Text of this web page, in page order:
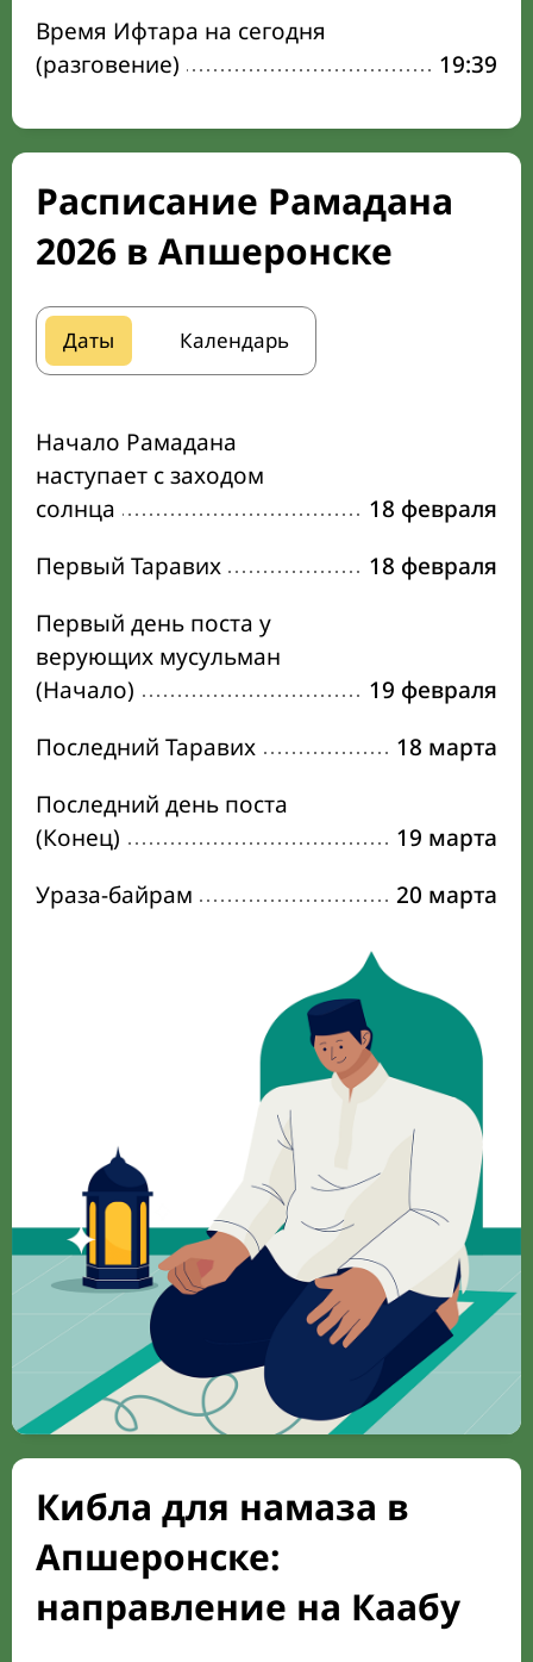
Время Ифтара на сегодня
(разговение)
19:39
Расписание Рамадана
2026 в Апшеронске
Даты Календарь
Начало Рамадана
наступает с заходом
солнца
18 февраля
Первый Таравих
18 февраля
Первый день поста у
верующих мусульман
(Начало)
19 февраля
Последний Таравих
18 марта
Последний день поста
(Конец)
19 марта
Ураза-байрам
20 марта
Кибла для намаза в
Апшеронске:
направление на Каабу